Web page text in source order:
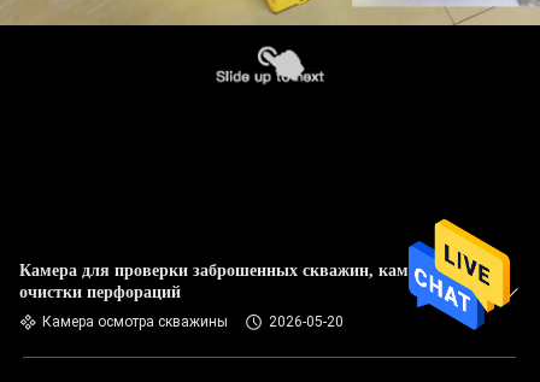
Камера для проверки заброшенных скважин, камера для
очистки перфораций
Камера осмотра скважины 2026-05-20